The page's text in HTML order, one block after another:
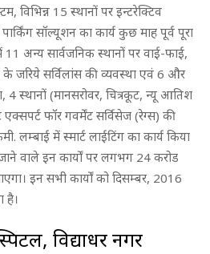
विभिन्न 15 स्थानों पर इन्टरेक्टिव
सॉल्यूशन का कार्य कुछ माह पूर्व पूरा
अन्य सार्वजनिक स्थानों पर वाई-फाई,
के जरिये सर्विलांस की व्यवस्था एवं 6 और
4 स्थानों (मानसरोवर, चित्रकूट, न्यू आतिश
फॉर गवर्मेंट सर्विसेज (रेग्स) की
लम्बाई में स्मार्ट लाईटिंग का कार्य किया
वाले इन कार्यों पर लगभग 24 करोड
इन सभी कार्यों को दिसम्बर, 2016
है।
विद्याधर नगर